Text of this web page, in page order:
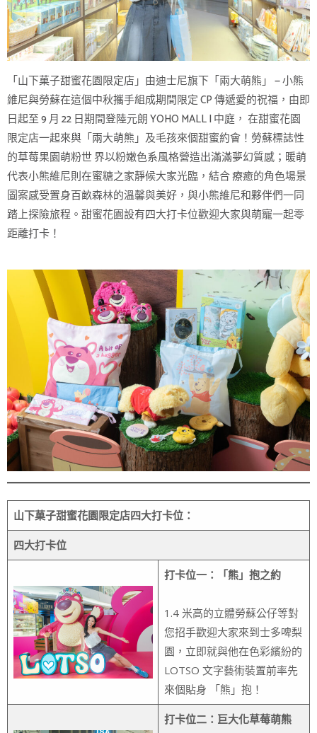
「山下菓子甜蜜花園限定店」由迪士尼旗下「兩大萌熊」 — 小熊
維尼與勞蘇在這個中秋攜手組成期間限定 CP 傳遞愛的祝福，由即
日起至 9 月 22 日期間登陸元朗 YOHO MALL I 中庭， 在甜蜜花園
限定店一起來與「兩大萌熊」及毛孩來個甜蜜約會！勞蘇標誌性
的草莓果園萌粉世 界以粉嫩色系風格營造出滿滿夢幻質感；暖萌
代表小熊維尼則在蜜糖之家靜候大家光臨，結合 療癒的角色場景
圖案感受置身百畝森林的溫馨與美好，與小熊維尼和夥伴們一同
踏上探險旅程。甜蜜花園設有四大打卡位歡迎大家與萌寵一起零
距離打卡！
山下菓子甜蜜花園限定店四大打卡位：
四大打卡位
打卡位一：「熊」抱之約
1.4 米高的立體勞蘇公仔等對
您招手歡迎大家來到士多啤梨
園，立即就與他在色彩繽紛的
LOTSO 文字藝術裝置前率先
來個貼身 「熊」抱！
打卡位二：巨大化草莓萌熊